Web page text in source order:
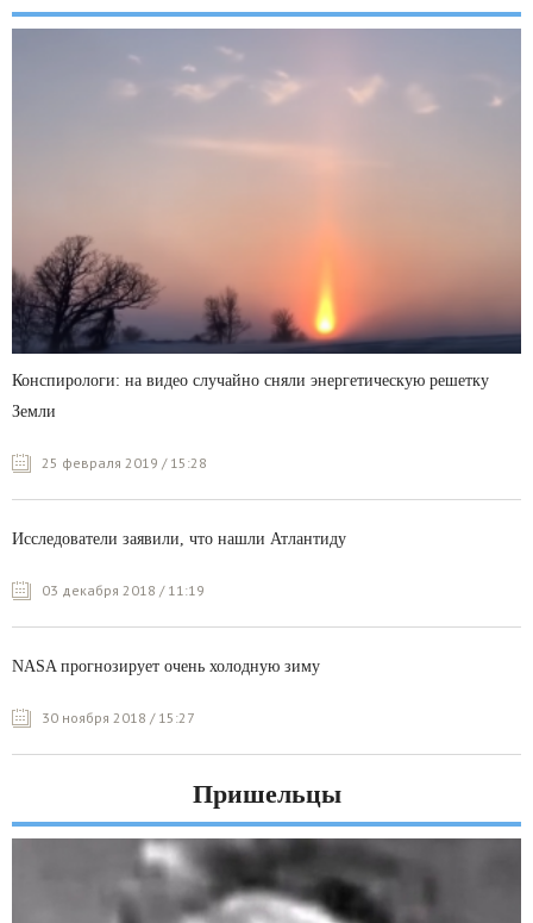
Конспирологи: на видео случайно сняли энергетическую решетку
Земли
25 февраля 2019 / 15:28
Исследователи заявили, что нашли Атлантиду
03 декабря 2018 / 11:19
NASA прогнозирует очень холодную зиму
30 ноября 2018 / 15:27
Пришельцы